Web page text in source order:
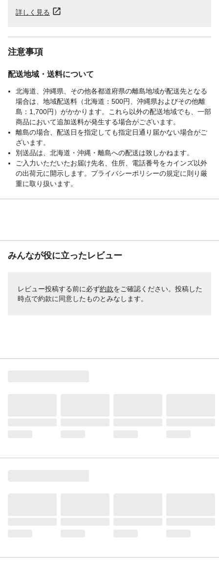
詳しく見る
注意事項
配送地域・送料について
北海道、沖縄県、その他各都道府県の離島地域が配送先となる
場合は、地域配送料（北海道：500円、沖縄県およびその他離
島：1,700円）がかかります。これら以外の配送地域でも、一部
商品において追加送料が発生する場合がございます。
離島の場合、配送日を指定しても指定日通り届かない場合がご
ざいます。
別送品は、北海道・沖縄・離島への配送は致しかねます。
ご入力いただいたお届け先名、住所、電話番号をカインズ以外
の出荷元に開示します。プライバシーポリシーの規定に則り厳
重に取り扱います。
みんなが役に立ったレビュー
レビュー投稿する前に必ず約款をご確認ください。投稿した
時点で約款に同意したものとみなします。